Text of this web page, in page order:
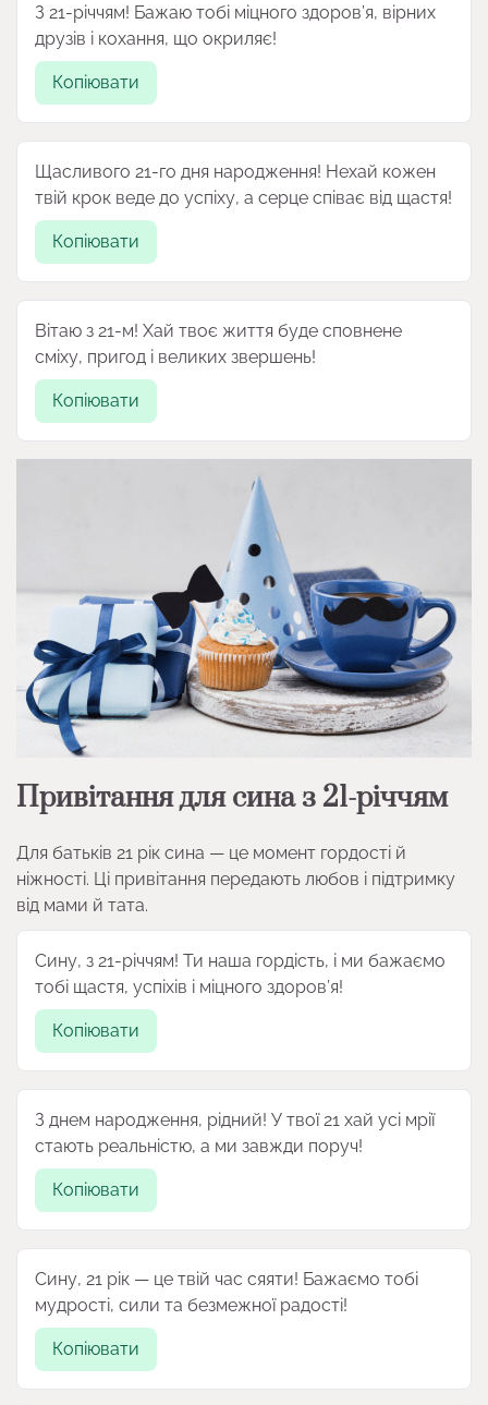
З 21-річчям! Бажаю тобі міцного здоров’я, вірних
друзів і кохання, що окриляє!
Копіювати
Щасливого 21-го дня народження! Нехай кожен
твій крок веде до успіху, а серце співає від щастя!
Копіювати
Вітаю з 21-м! Хай твоє життя буде сповнене
сміху, пригод і великих звершень!
Копіювати
Привітання для сина з 21-річчям
Для батьків 21 рік сина — це момент гордості й
ніжності. Ці привітання передають любов і підтримку
від мами й тата.
Сину, з 21-річчям! Ти наша гордість, і ми бажаємо
тобі щастя, успіхів і міцного здоров’я!
Копіювати
З днем народження, рідний! У твої 21 хай усі мрії
стають реальністю, а ми завжди поруч!
Копіювати
Сину, 21 рік — це твій час сяяти! Бажаємо тобі
мудрості, сили та безмежної радості!
Копіювати